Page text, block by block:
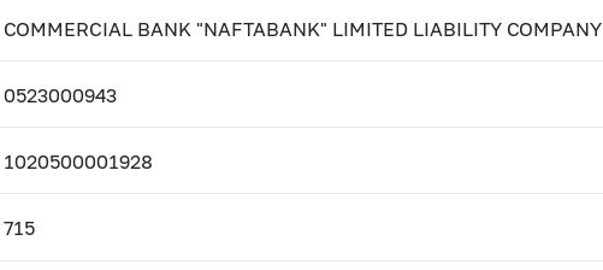
COMMERCIAL BANK "NAFTABANK" LIMITED LIABILITY COMPANY
0523000943
1020500001928
715